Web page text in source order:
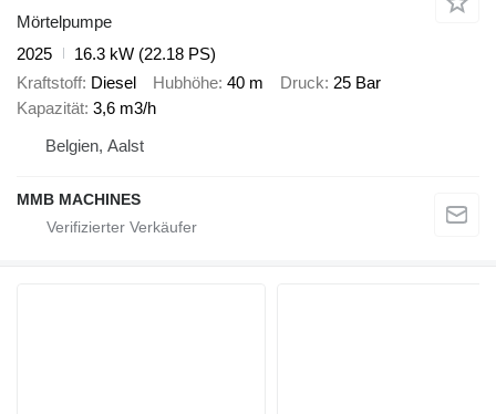
Mörtelpumpe
2025
16.3 kW (22.18 PS)
Kraftstoff Diesel Hubhöhe 40 m Druck 25 Bar
Kapazität 3,6 m3/h
Belgien, Aalst
MMB MACHINES